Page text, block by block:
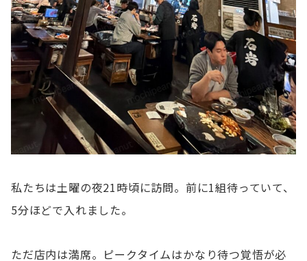
私たちは土曜の夜21時頃に訪問。前に1組待っていて、
5分ほどで入れました。
ただ店内は満席。ピークタイムはかなり待つ覚悟が必